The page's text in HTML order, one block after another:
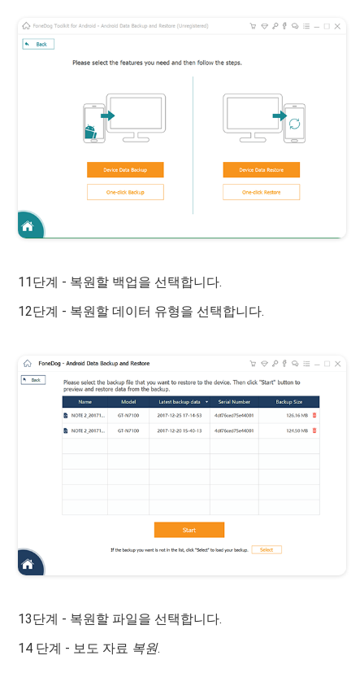
11단계 - 복원할 백업을 선택합니다.
12단계 - 복원할 데이터 유형을 선택합니다.
13단계 - 복원할 파일을 선택합니다.
14 단계 - 보도 자료 복원.